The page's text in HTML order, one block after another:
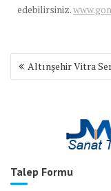
edebilirsiniz.
Yazı
gezinmesi
Altınşehir Vitra
Talep Formu